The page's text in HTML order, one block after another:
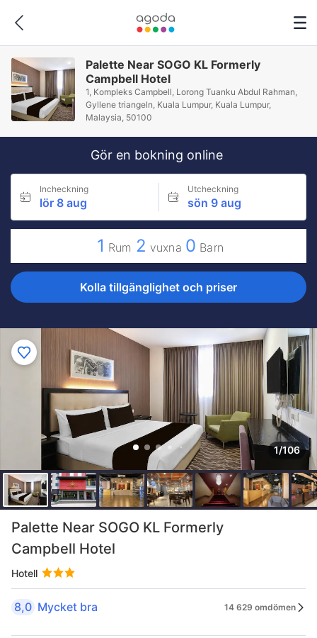
Palette Near SOGO KL Formerly
Campbell Hotel
1, Kompleks Campbell, Lorong Tuanku Abdul Rahman,
Gyllene triangeln, Kuala Lumpur, Kuala Lumpur,
Malaysia, 50100
Gör en bokning online
Incheckning
lör 8 aug
Utcheckning
sön 9 aug
1 Rum 2 vuxna 0 Barn
Kolla tillgänglighet och priser
1/106
Palette Near SOGO KL Formerly
Campbell Hotel
Hotell
8,0 Mycket bra 14 629 omdömen